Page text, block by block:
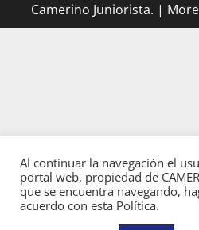
Camerino Juniorista. |
Al continuar la navegación el
portal web, propiedad de
que se encuentra navegando,
acuerdo con esta Política.